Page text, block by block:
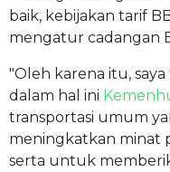
baik, kebijakan tarif
mengatur cadangan
"Oleh karena itu,
dalam hal ini
transportasi umum
meningkatkan minat
serta untuk